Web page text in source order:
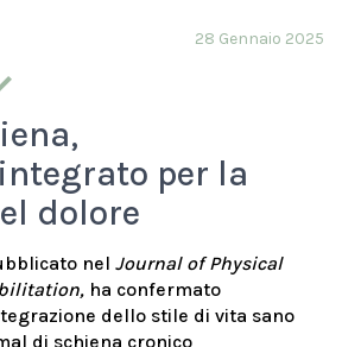
28 Gennaio 2025
per la
dolore
nel Journal of Physical
ha confermato
dello stile di vita sano
di schiena cronico